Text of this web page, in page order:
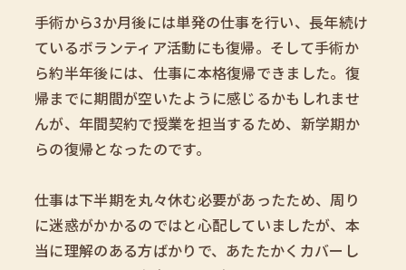
手術から3か月後には単発の仕事を行い、長年続け
ているボランティア活動にも復帰。そして手術か
ら約半年後には、仕事に本格復帰できました。復
帰までに期間が空いたように感じるかもしれませ
んが、年間契約で授業を担当するため、新学期か
らの復帰となったのです。
仕事は下半期を丸々休む必要があったため、周り
に迷惑がかかるのではと心配していましたが、本
当に理解のある方ばかりで、あたたかくカバーし